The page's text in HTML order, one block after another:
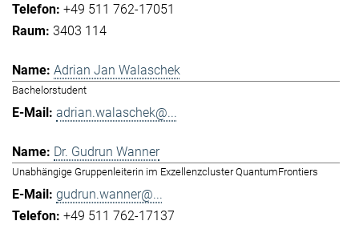
+49 511 762-17051
3403 114
Adrian Jan Walaschek
Bachelorstudent
adrian.walaschek@...
Dr. Gudrun Wanner
Unabhängige Gruppenleiterin im Exzellenzcluster QuantumFrontiers
gudrun.wanner@...
+49 511 762-17137